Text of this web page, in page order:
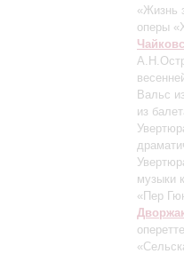
«Жизнь
оперы
Вальс
из
музыки
«Пер